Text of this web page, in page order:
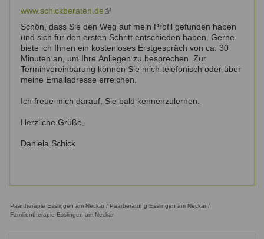
sends
e-
mail)
www.schickberaten.de(link
is
external)
Schön, dass Sie den Weg auf mein Profil gefunden haben
und sich für den ersten Schritt entschieden haben. Gerne
biete ich Ihnen ein kostenloses Erstgespräch von ca. 30
Minuten an, um Ihre Anliegen zu besprechen. Zur
Terminvereinbarung können Sie mich telefonisch oder über
meine Emailadresse erreichen.
Ich freue mich darauf, Sie bald kennenzulernen.
Herzliche Grüße,
Daniela Schick
Paartherapie Esslingen am Neckar / Paarberatung Esslingen am Neckar /
Familientherapie Esslingen am Neckar